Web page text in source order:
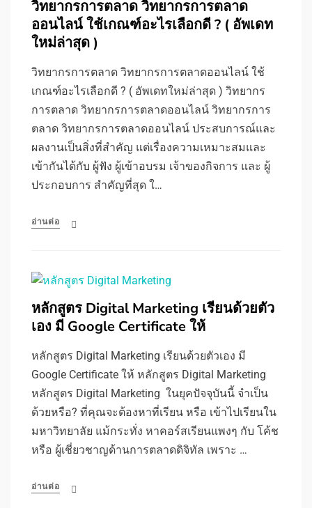
วิทยากรการตลาด วิทยากรการตลาด
ออนไลน์ ใช้เกณฑ์อะไรเลือกดี ? ( อัพเดท
ใหม่ล่าสุด )
วิทยากรการตลาด วิทยากรการตลาดออนไลน์ ใช้
เกณฑ์อะไรเลือกดี ? ( อัพเดทใหม่ล่าสุด ) วิทยากร
การตลาด วิทยากรการตลาดออนไลน์ วิทยากรการ
ตลาด วิทยากรการตลาดออนไลน์ ประสบการณ์และ
ผลงานเป็นสิ่งที่สำคัญ แต่เรื่องความเหมาะสมและ
เข้ากันได้กับ ผู้ฟัง ผู้เข้าอบรม เจ้าของกิจการ และ ผู้
ประกอบการ สำคัญที่สุด ใ…
อ่านต่อ
หลักสูตร Digital Marketing เรียนด้วยตัว
เอง มี Google Certificate ให้
หลักสูตร Digital Marketing เรียนด้วยตัวเอง มี
Google Certificate ให้ หลักสูตร Digital Marketing
หลักสูตร Digital Marketing ในยุคปัจจุบันนี้ จำเป็น
ด้วยหรือ? ที่คุณจะต้องหาที่เรียน หรือ เข้าไปเรียนใน
มหาวิทยาลัย แม้กระทั่ง หาคอร์สเรียนแพงๆ กับ โค้ช
หรือ ผู้เชี่ยวชาญด้านการตลาดดิจิทัล เพราะ …
อ่านต่อ